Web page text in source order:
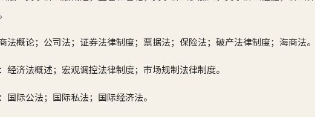
商法概论；公司法；证券法律制度；票据法；保险法；破产法律制度；海商法。
经济法概述；宏观调控法律制度；市场规制法律制度。
国际公法；国际私法；国际经济法。